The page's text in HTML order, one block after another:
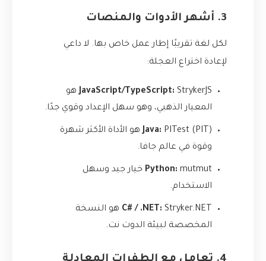
3. أشهر الأدوات والمنصات
لكل لغة تقريبًا إطار عمل خاص بها. لا داعي
لإعادة اختراع العجلة:
JavaScript/TypeScript: StrykerJS
هو
المعيار الذهبي، وهو سهل الإعداد وقوي جدًا.
Java: PITest (PIT)
هو الأداة الأكثر شهرة
وقوة في عالم جافا.
Python: mutmut
خيار جيد وسهل
الاستخدام.
C# / .NET: Stryker.NET
هو النسخة
المخصصة لبيئة الدوت نت.